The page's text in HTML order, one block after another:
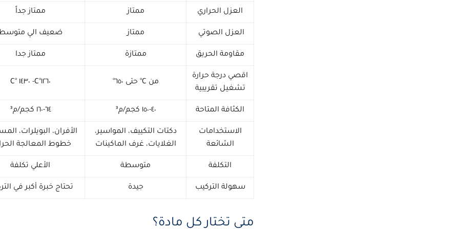
العزل الحراري ممتاز ممتاز جداً
العزل الصوتي ممتاز ضعيف الي
مقاومة الحريق ممتازة ممتاز جدا
اقصي درجة حرارة
تشغيل تقريبية
من C° حتى ٦٥٠° ١٢٦٠°C- ١٤٣٠ °C
الكثافة المتاحة ٤٠-١٥٠ كجم/م³ ٦٤-١٦٠ كجم/م³
الاستخدامات
الشائعة
دكتات التكييف، المواسير،
الغلايات، غرف الماكينات
الأفران، البويلرات،
خطوط المعالجة
التكلفة متوسطة الأعلي تكلفة
سهولة التركيب جيدة تحتاج خبرة أكبر في
متى تختار كل مادة؟